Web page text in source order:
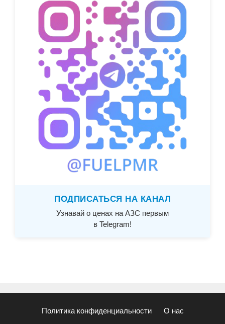
ПОДПИСАТЬСЯ НА КАНАЛ
Узнавай о ценах на АЗС первым
в Telegram!
Политика конфиденциальности О нас